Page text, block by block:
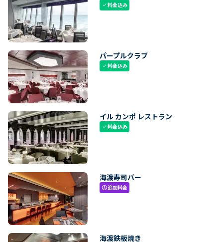
check料金込み
パープルクラブ
check料金込み
イル カンポ レストラン
check料金込み
海渡寿司バー
paid追加料金
海渡鉄板焼き